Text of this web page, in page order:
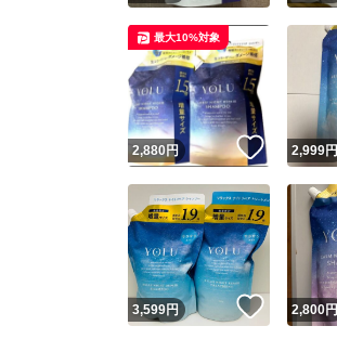
2,880 円 いいね！
最大10%対象
2,999円
3,599円 いいね！
2,800円